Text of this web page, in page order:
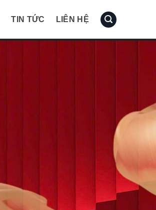
TIN TỨC LIÊN HỆ